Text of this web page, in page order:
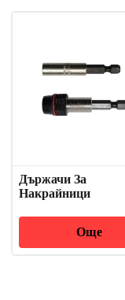
Държачи За
Накрайници
Още